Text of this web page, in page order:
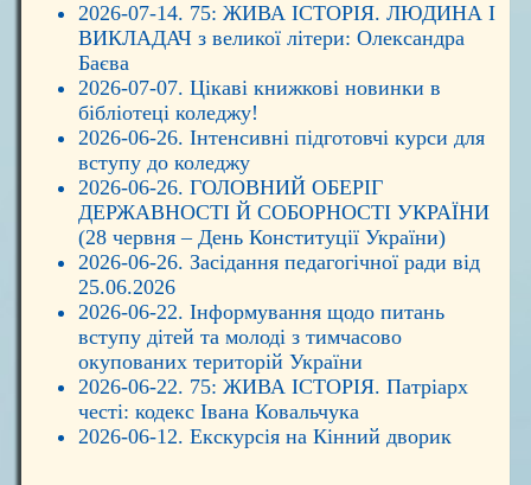
2026-07-14. 75: ЖИВА ІСТОРІЯ. ЛЮДИНА І
ВИКЛАДАЧ з великої літери: Олександра
Баєва
2026-07-07. Цікаві книжкові новинки в
бібліотеці коледжу!
2026-06-26. Інтенсивні підготовчі курси для
вступу до коледжу
2026-06-26. ГОЛОВНИЙ ОБЕРІГ
ДЕРЖАВНОСТІ Й СОБОРНОСТІ УКРАЇНИ
(28 червня – День Конституції України)
2026-06-26. Засідання педагогічної ради від
25.06.2026
2026-06-22. Інформування щодо питань
вступу дітей та молоді з тимчасово
окупованих територій України
2026-06-22. 75: ЖИВА ІСТОРІЯ. Патріарх
честі: кодекс Івана Ковальчука
2026-06-12. Екскурсія на Кінний дворик